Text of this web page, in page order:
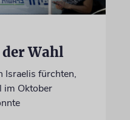
Wahl
Israelis fürchten,
im Oktober